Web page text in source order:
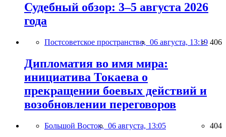
Судебный обзор: 3–5 августа 2026
года
Постсоветское пространство, 06 августа, 13:19 406
Дипломатия во имя мира:
инициатива Токаева о
прекращении боевых действий и
возобновлении переговоров
Большой Восток, 06 августа, 13:05 404